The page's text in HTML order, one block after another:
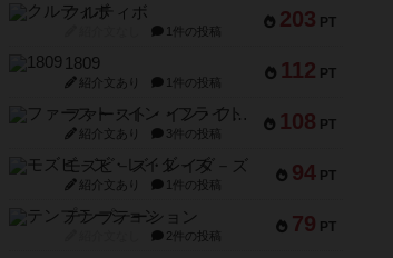
203 PT
クルティボ
1件の投稿
112 PT
1809
紹介文あり 1件の投稿
108 PT
ファースト・イン・フライト
紹介文あり 3件の投稿
94 PT
モズビ－ズ・レイダ－ズ
紹介文あり 1件の投稿
79 PT
テンプテーション
2件の投稿